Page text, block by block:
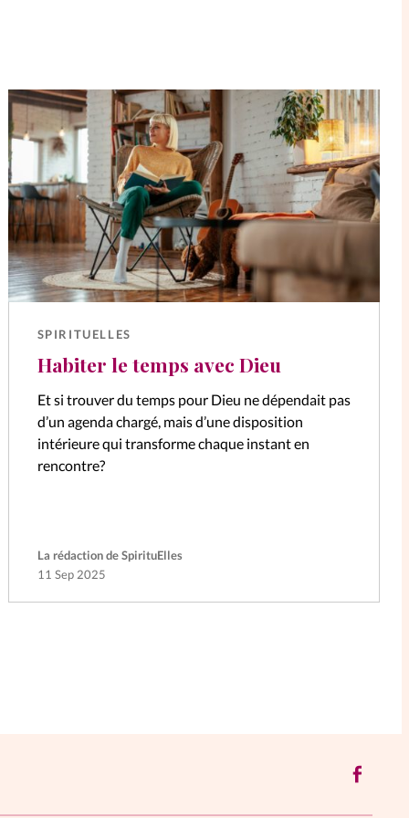
SPIRITUELLES
Habiter le temps avec Dieu
Et si trouver du temps pour Dieu ne dépendait pas
d’un agenda chargé, mais d’une disposition
intérieure qui transforme chaque instant en
rencontre?
La rédaction de SpirituElles
11 Sep 2025